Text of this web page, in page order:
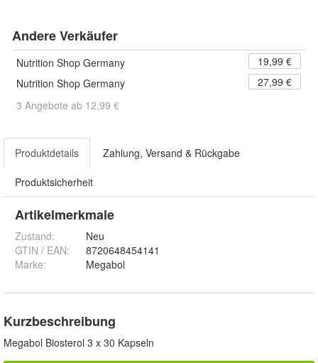
Andere Verkäufer
Nutrition Shop Germany
19,99 €
Nutrition Shop Germany
27,99 €
3 Angebote ab 12,99 €
Produktdetails Zahlung, Versand & Rückgabe
Produktsicherheit
Artikelmerkmale
Zustand:
Neu
GTIN / EAN:
8720648454141
Marke:
Megabol
Kurzbeschreibung
Megabol Biosterol 3 x 30 Kapseln